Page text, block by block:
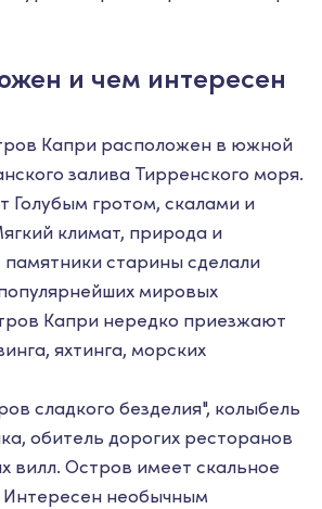
и чем интересен
Капри расположен в южной
залива Тирренского моря.
Голубым гротом, скалами и
климат, природа и
старины сделали
мировых
Капри нередко приезжают
яхтинга, морских
сладкого безделия", колыбель
обитель дорогих ресторанов
вилл. Остров имеет скальное
необычным